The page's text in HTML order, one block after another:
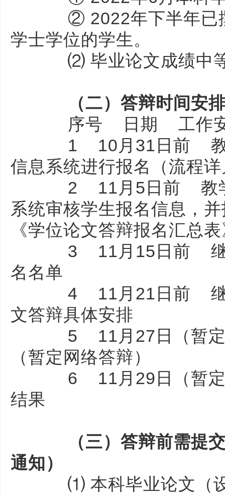
② 2022年下半年已撰
学士学位的学生。
⑵ 毕业论文成绩中等
（二）答辩时间安
序号 日期 工作
1 10月31日前 教学
信息系统进行报名（流程
2 11月5日前 教学
系统审核学生报名信息，
《学位论文答辩报名汇
3 11月15日前 继续
名名单
4 11月21日前 继续
文答辩具体安排
5 11月27日（暂定
（暂定网络答辩）
6 11月29日（暂定
结果
（三）答辩前需提交
通知）
⑴ 本科毕业论文（设